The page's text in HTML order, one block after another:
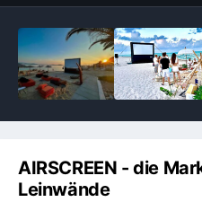
AIRSCREEN - die
Leinwände